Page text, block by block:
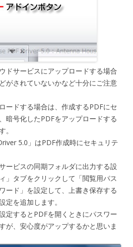
ドサービスにアップロードする場合
がされていないかなど十分にご注意
ードする場合は、作成するPDFにセ
暗号化したPDFをアップロードする
。
5.0」はPDF作成時にセキュリテ
ービスの同期フォルダに出力する設
」タブをクリックして「閲覧用パス
ード」を設定して、上書き保存する
定を追加します。
定するとPDFを開くときにパスワー
が、安心度がアップするかと思いま